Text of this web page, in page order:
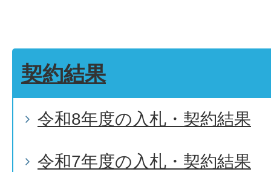
契約結果
令和8年度の入札・契約結果
令和7年度の入札・契約結果